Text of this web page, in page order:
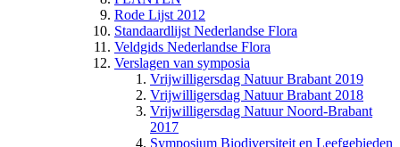
Rode Lijst 2012
Standaardlijst Nederlandse Flora
Veldgids Nederlandse Flora
Verslagen van symposia
Vrijwilligersdag Natuur Brabant 2019
Vrijwilligersdag Natuur Brabant 2018
Vrijwilligersdag Natuur Noord-Brabant
2017
Symposium Biodiversiteit en Leefgebieden